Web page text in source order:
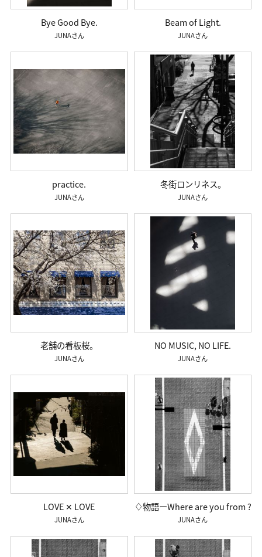
Bye Good Bye.
JUNA
Beam of Light.
JUNA
practice.
JUNA
冬街ロンリネス。
JUNA
老舗の看板桜。
JUNA
NO MUSIC, NO LIFE.
JUNA
LOVE ✕ LOVE
JUNA
♢物語ーWhere are you from ?
JUNA